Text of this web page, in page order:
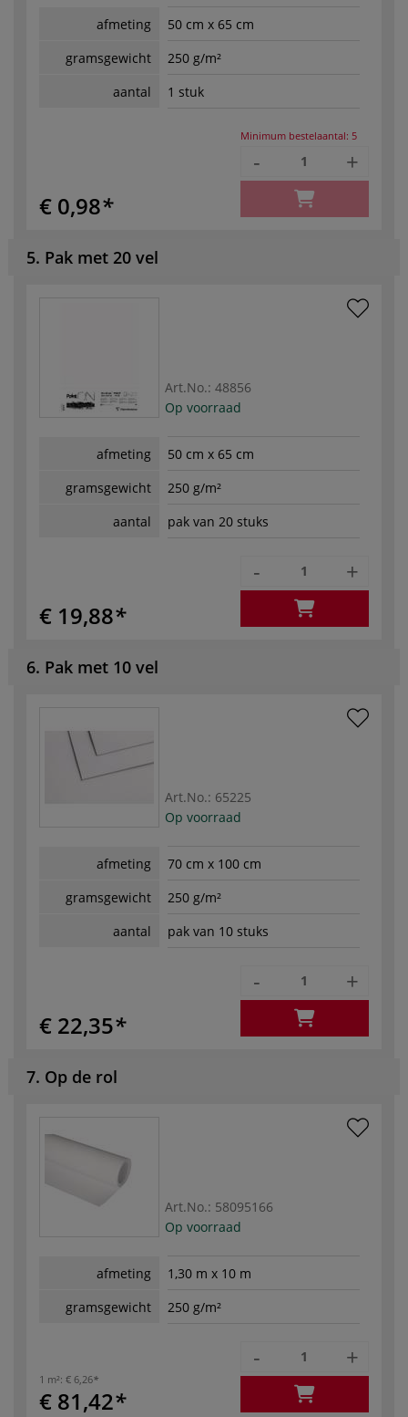
afmeting
50 cm x 65 cm
gramsgewicht
250 g/m²
aantal
1 stuk
€ 0,98
Minimum bestelaantal: 5
- +
5. Pak met 20 vel
Art.No.: 48856
Op voorraad
afmeting
50 cm x 65 cm
gramsgewicht
250 g/m²
aantal
pak van 20 stuks
€ 19,88
- +
6. Pak met 10 vel
Art.No.: 65225
Op voorraad
afmeting
70 cm x 100 cm
gramsgewicht
250 g/m²
aantal
pak van 10 stuks
€ 22,35
- +
7. Op de rol
Art.No.: 58095166
Op voorraad
afmeting
1,30 m x 10 m
gramsgewicht
250 g/m²
1 m²: € 6,26
€ 81,42
- +